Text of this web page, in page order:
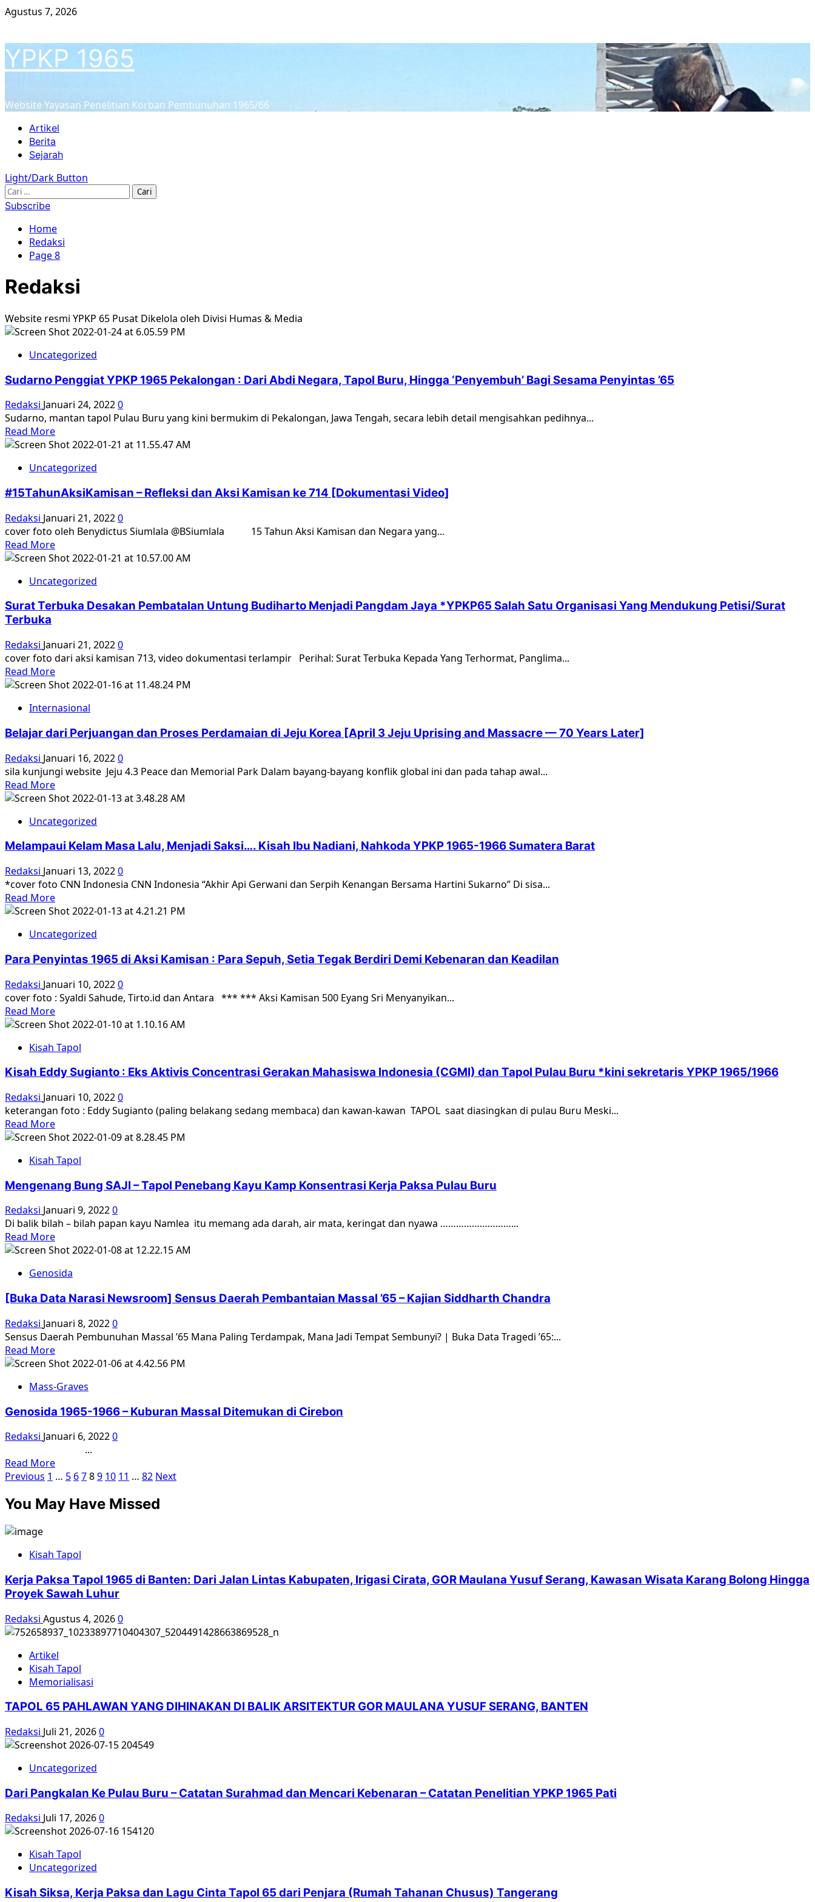
Skip
Agustus 7, 2026
YPKP 1965
Website Yayasan Penelitian Korban Pembunuhan 1965/66
Primary
Menu
Artikel
Berita
Sejarah
Light/Dark Button
Cari
untuk:
Subscribe
Home
Redaksi
Page 8
Redaksi
Website resmi YPKP 65 Pusat Dikelola oleh Divisi Humas & Media
Uncategorized
Sudarno Penggiat YPKP 1965 Pekalongan : Dari Abdi Negara, Tapol Buru, Hingga ‘Penyembuh’ Bagi Sesama Penyintas ’65
Redaksi Januari 24, 20220
Sudarno, mantan tapol Pulau Buru yang kini bermukim di Pekalongan, Jawa Tengah, secara lebih detail mengisahkan pedihnya...
Read MoreRead
more
Sudarno
YPKP
Pekalongan
:
Dari
Abdi
Negara,
Tapol
Buru,
Bagi
Sesama
Penyintas
’65
Uncategorized
#15TahunAksiKamisan – Refleksi dan Aksi Kamisan ke 714 [Dokumentasi Video]
Redaksi Januari 21, 20220
cover foto oleh Benydictus Siumlala @BSiumlala 15 Tahun Aksi Kamisan dan Negara yang...
Read MoreRead
more
#15TahunAksiKamisan
Refleksi
Kamisan
ke
714
[Dokumentasi
Video]
Uncategorized
Surat Terbuka Desakan Pembatalan Untung Budiharto Menjadi Pangdam Jaya *YPKP65 Salah Satu Organisasi Yang Mendukung Petisi/Surat
Terbuka
Redaksi Januari 21, 20220
cover foto dari aksi kamisan 713, video dokumentasi terlampir Perihal: Surat Terbuka Kepada Yang Terhormat, Panglima...
Read MoreRead
more
Surat
Desakan
Untung
Budiharto
Menjadi
Pangdam
Jaya
*YPKP65
Salah
Organisasi
Yang
Mendukung
Petisi/Surat
Internasional
Belajar dari Perjuangan dan Proses Perdamaian di Jeju Korea [April 3 Jeju Uprising and Massacre — 70 Years Later]
Redaksi Januari 16, 20220
sila kunjungi website Jeju 4.3 Peace dan Memorial Park Dalam bayang-bayang konflik global ini dan pada tahap awal...
Read MoreRead
more
Belajar
dari
Perjuangan
Proses
Perdamaian
di
Jeju
Korea
[April
3
Uprising
and
Massacre
—
Years
Later]
Uncategorized
Melampaui Kelam Masa Lalu, Menjadi Saksi…. Kisah Ibu Nadiani, Nahkoda YPKP 1965-1966 Sumatera Barat
Redaksi Januari 13, 20220
*cover foto CNN Indonesia CNN Indonesia “Akhir Api Gerwani dan Serpih Kenangan Bersama Hartini Sukarno” Di sisa...
Read MoreRead
more
Melampaui
Masa
Menjadi
Saksi….
Kisah
Ibu
Nadiani,
Nahkoda
YPKP
1966
Sumatera
Barat
Uncategorized
Para Penyintas 1965 di Aksi Kamisan : Para Sepuh, Setia Tegak Berdiri Demi Kebenaran dan Keadilan
Redaksi Januari 10, 20220
cover foto : Syaldi Sahude, Tirto.id dan Antara *** *** Aksi Kamisan 500 Eyang Sri Menyanyikan...
Read MoreRead
more
Para
Penyintas
1965
Aksi
Kamisan
:
Para
Sepuh,
Setia
Tegak
Demi
Kebenaran
dan
Keadilan
Kisah Tapol
Kisah Eddy Sugianto : Eks Aktivis Concentrasi Gerakan Mahasiswa Indonesia (CGMI) dan Tapol Pulau Buru *kini sekretaris YPKP 1965/1966
Redaksi Januari 10, 20220
keterangan foto : Eddy Sugianto (paling belakang sedang membaca) dan kawan-kawan TAPOL saat diasingkan di pulau Buru Meski...
Read MoreRead
more
Kisah
Sugianto
Eks
Aktivis
Concentrasi
Gerakan
Mahasiswa
(CGMI)
Tapol
Pulau
Buru
*kini
YPKP
Kisah Tapol
Mengenang Bung SAJI – Tapol Penebang Kayu Kamp Konsentrasi Kerja Paksa Pulau Buru
Redaksi Januari 9, 20220
Di balik bilah – bilah papan kayu Namlea itu memang ada darah, air mata, keringat dan nyawa ………………………...
Read MoreRead
more
Mengenang
SAJI
Tapol
Penebang
Kayu
Kamp
Konsentrasi
Paksa
Buru
Genosida
[Buka Data Narasi Newsroom] Sensus Daerah Pembantaian Massal ’65 – Kajian Siddharth Chandra
Redaksi Januari 8, 20220
Sensus Daerah Pembunuhan Massal ’65 Mana Paling Terdampak, Mana Jadi Tempat Sembunyi? | Buka Data Tragedi ’65:...
Read MoreRead
more
[Buka
Narasi
Newsroom]
Sensus
Daerah
Pembantaian
Massal
–
Chandra
Mass-Graves
Genosida 1965-1966 – Kuburan Massal Ditemukan di Cirebon
Redaksi Januari 6, 20220
...
Read MoreRead
more
Genosida
1965-
Kuburan
Ditemukan
di
Paginasi
pos
Previous 1 … 5 6789 10 11 … 82 Next
You May Have Missed
Kisah Tapol
Kerja Paksa Tapol 1965 di Banten: Dari Jalan Lintas Kabupaten, Irigasi Cirata, GOR Maulana Yusuf Serang, Kawasan Wisata Karang Bolong Hingga
Proyek Sawah Luhur
Redaksi Agustus 4, 20260
Artikel
Kisah Tapol
Memorialisasi
TAPOL 65 PAHLAWAN YANG DIHINAKAN DI BALIK ARSITEKTUR GOR MAULANA YUSUF SERANG, BANTEN
Redaksi Juli 21, 20260
Uncategorized
Dari Pangkalan Ke Pulau Buru – Catatan Surahmad dan Mencari Kebenaran – Catatan Penelitian YPKP 1965 Pati
Redaksi Juli 17, 20260
Kisah Tapol
Uncategorized
Kisah Siksa, Kerja Paksa dan Lagu Cinta Tapol 65 dari Penjara (Rumah Tahanan Chusus) Tangerang